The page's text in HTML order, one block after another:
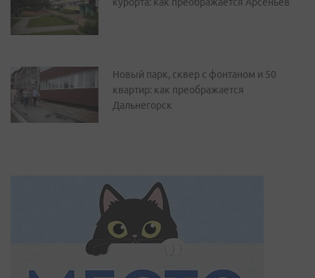
курорта: как преображается Арсеньев
Новый парк, сквер с фонтаном и 50
квартир: как преображается
Дальнегорск